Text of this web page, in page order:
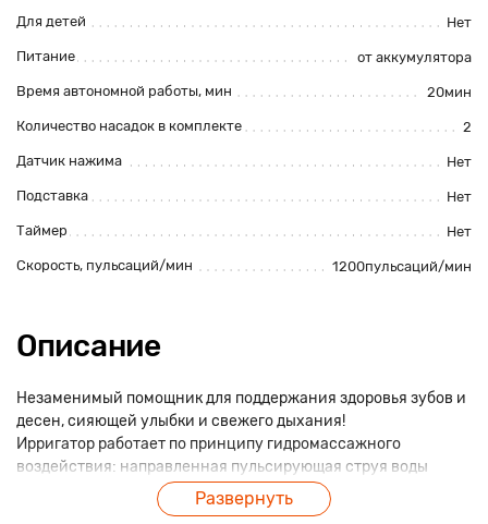
Для детей Нет
Питание от аккумулятора
Время автономной работы, мин 20мин
Количество насадок в комплекте 2
Датчик нажима Нет
Подставка Нет
Таймер Нет
Скорость, пульсаций/мин 1200пульсаций/мин
Описание
Незаменимый помощник для поддержания здоровья зубов и
десен, сияющей улыбки и свежего дыхания!
Ирригатор работает по принципу гидромассажного
воздействия: направленная пульсирующая струя воды
обеспечивает глубокую очистку в местах, недоступных для
зубной щетки, а также бережно укрепляет десны. Ирригация
Развернуть